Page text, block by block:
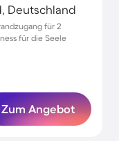
Deutschland
für 2
für die Seele
Zum Angebot